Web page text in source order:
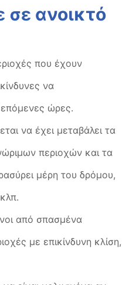
σε ανοικτό
που έχουν
να
επόμενες ώρες.
να έχει μεταβάλει τα
περιοχών και τα
μέρη του δρόμου,
από σπασμένα
με επικίνδυνη κλίση,